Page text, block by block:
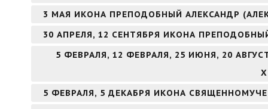
3 МАЯ ИКОНА ПРЕПОДОБНЫЙ АЛЕКСАНДР
30 АПРЕЛЯ, 12 СЕНТЯБРЯ ИКОНА
5 ФЕВРАЛЯ, 12 ФЕВРАЛЯ, 25 ИЮНЯ, 20
5 ФЕВРАЛЯ, 5 ДЕКАБРЯ ИКОНА